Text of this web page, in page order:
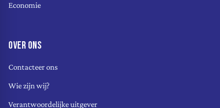
Economie
OVER ONS
Contacteer ons
Wie zijn wij?
Verantwoordelijke uitgever